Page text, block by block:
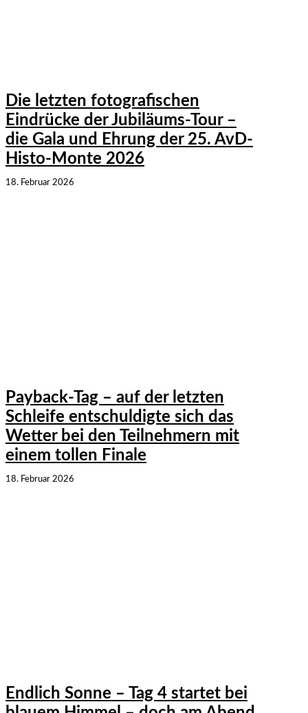
Die letzten fotografischen
Eindrücke der Jubiläums-Tour –
die Gala und Ehrung der 25. AvD-
Histo-Monte 2026
18. Februar 2026
Payback-Tag – auf der letzten
Schleife entschuldigte sich das
Wetter bei den Teilnehmern mit
einem tollen Finale
18. Februar 2026
Endlich Sonne – Tag 4 startet bei